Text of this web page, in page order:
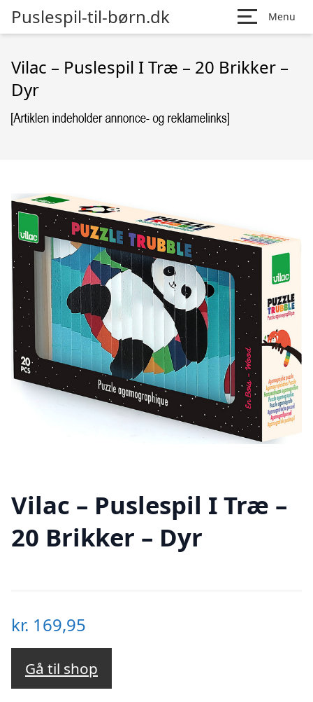
Puslespil-til-børn.dk Menu
Vilac – Puslespil I Træ – 20 Brikker –
Dyr
Vilac – Puslespil I Træ –
20 Brikker – Dyr
kr. 169,95
Gå til shop